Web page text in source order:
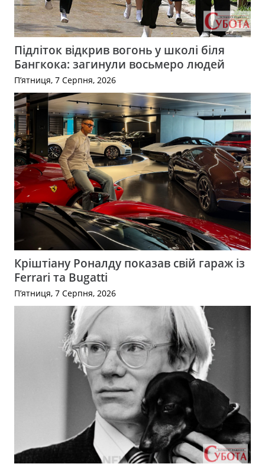
Підліток відкрив вогонь у школі біля
Бангкока: загинули восьмеро людей
П’ятниця, 7 Серпня, 2026
Кріштіану Роналду показав свій гараж із
Ferrari та Bugatti
П’ятниця, 7 Серпня, 2026